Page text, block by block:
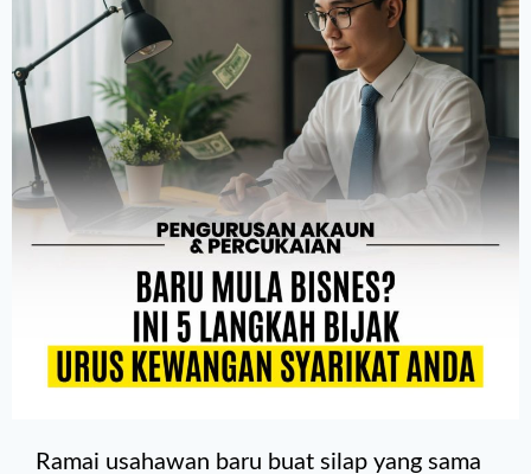
Ramai usahawan baru buat silap yang sama